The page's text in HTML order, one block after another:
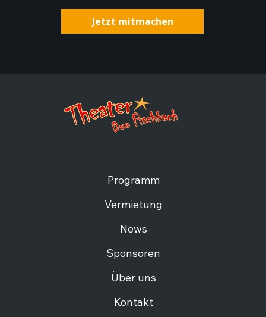
Jetzt mitmachen
Programm
Vermietung
News
Sponsoren
Über uns
Kontakt